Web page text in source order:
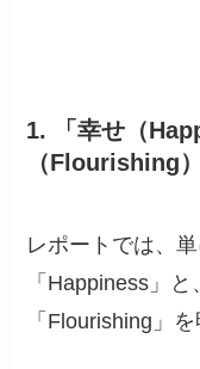
1. 「幸せ（
（Flourishing
レポートでは、
「Happiness」
「Flourishing」